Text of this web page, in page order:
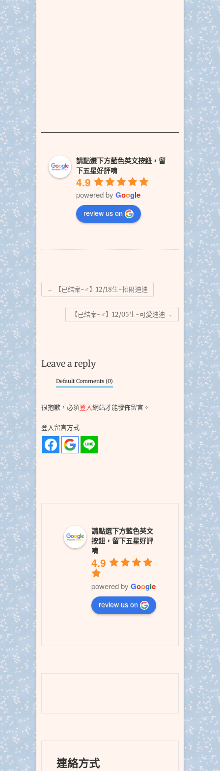
請點選下方藍色英文按鈕，留
下五星好評唷
4.9
powered by Google
review us on
← 【已結案-♂】12/18生-招財迪迪
【已結案-♂】12/05生-可愛迪迪 →
Leave a reply
Default Comments (0)
很抱歉，必須登入網站才能發佈留言。
登入留言方式
請點選下方藍色英文
按鈕，留下五星好評
唷
4.9
powered by Google
review us on
連絡方式